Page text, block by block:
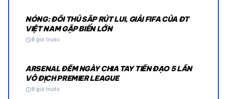
NÓNG: ĐỐI THỦ SẮP RÚT LUI, GIẢI FIFA CỦA ĐT
VIỆT NAM GẶP BIẾN LỚN
schedule8 giờ trước
ARSENAL ĐẾM NGÀY CHIA TAY TIỀN ĐẠO 5 LẦN
VÔ ĐỊCH PREMIER LEAGUE
schedule8 giờ trước